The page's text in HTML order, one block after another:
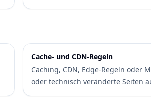
Cache- und CDN-Regeln
Caching, CDN, Edge-Regeln oder
oder technisch veränderte Seiten